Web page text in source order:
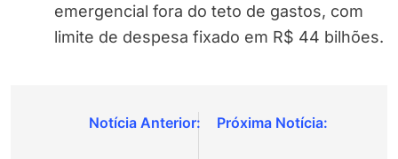
emergencial fora do teto de gastos, com
limite de despesa fixado em R$ 44 bilhões.
Navegação